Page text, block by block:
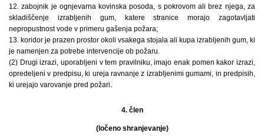
12. zabojnik je ognjevarna kovinska posoda, s pokrovom ali brez njega, za
skladiščenje izrabljenih gum, katere stranice morajo zagotavljati
nepropustnost vode v primeru gašenja požara;
13. koridor je prazen prostor okoli vsakega stojala ali kupa izrabljenih gum, ki
je namenjen za potrebe intervencije ob požaru.
(2) Drugi izrazi, uporabljeni v tem pravilniku, imajo enak pomen kakor izrazi,
opredeljeni v predpisu, ki ureja ravnanje z izrabljenimi gumami, in predpisih,
ki urejajo varovanje pred požari.
4. člen
(ločeno shranjevanje)